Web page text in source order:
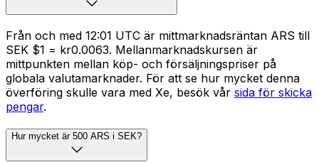
Från och med 12:01 UTC är mittmarknadsräntan ARS till
SEK $1 = kr0.0063. Mellanmarknadskursen är
mittpunkten mellan köp- och försäljningspriser på
globala valutamarknader. För att se hur mycket denna
överföring skulle vara med Xe, besök vår sida för skicka
pengar.
Hur mycket är 500 ARS i SEK?